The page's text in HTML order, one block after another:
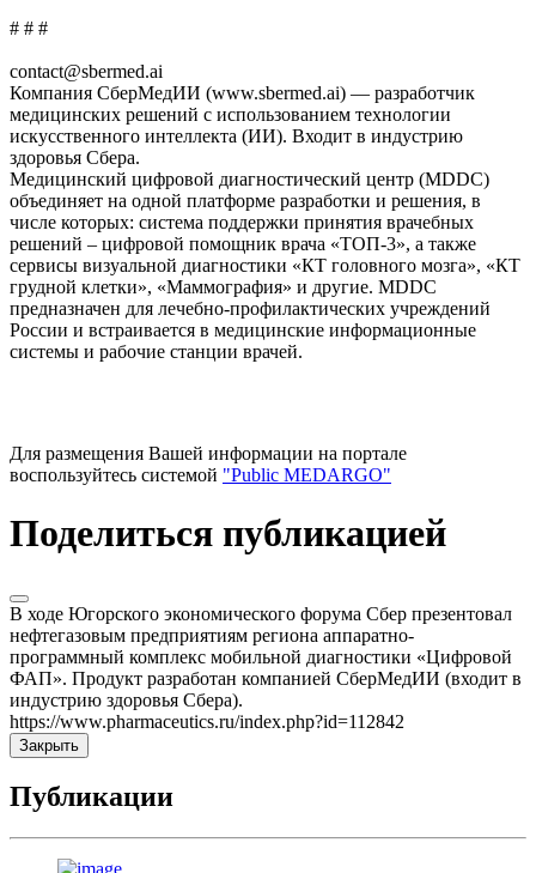
# # #
contact@sbermed.ai
Компания СберМедИИ (www.sbermed.ai) — разработчик
медицинских решений с использованием технологии
искусственного интеллекта (ИИ). Входит в индустрию
здоровья Сбера.
Медицинский цифровой диагностический центр (MDDC)
объединяет на одной платформе разработки и решения, в
числе которых: система поддержки принятия врачебных
решений – цифровой помощник врача «ТОП-3», а также
сервисы визуальной диагностики «КТ головного мозга», «КТ
грудной клетки», «Маммография» и другие. MDDC
предназначен для лечебно-профилактических учреждений
России и встраивается в медицинские информационные
системы и рабочие станции врачей.
Для размещения Вашей информации на портале
воспользуйтесь системой "Public MEDARGO"
Поделиться публикацией
В ходе Югорского экономического форума Сбер презентовал
нефтегазовым предприятиям региона аппаратно-
программный комплекс мобильной диагностики «Цифровой
ФАП». Продукт разработан компанией СберМедИИ (входит в
индустрию здоровья Сбера).
https://www.pharmaceutics.ru/index.php?id=112842
Закрыть
Публикации